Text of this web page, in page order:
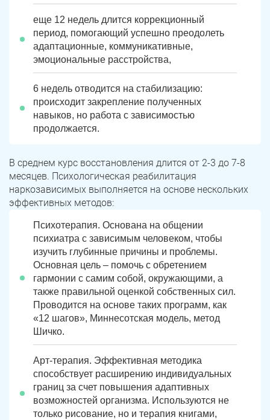
еще 12 недель длится коррекционный
период, помогающий успешно преодолеть
адаптационные, коммуникативные,
эмоциональные расстройства,
6 недель отводится на стабилизацию:
происходит закрепление полученных
навыков, но работа с зависимостью
продолжается.
В среднем курс восстановления длится от 2-3 до 7-8
месяцев. Психологическая реабилитация
наркозависимых выполняется на основе нескольких
эффективных методов:
Психотерапия. Основана на общении
психиатра с зависимым человеком, чтобы
изучить глубинные причины и проблемы.
Основная цель – помочь с обретением
гармонии с самим собой, окружающими, а
также правильной оценкой собственных сил.
Проводится на основе таких программ, как
«12 шагов», Миннесотская модель, метод
Шичко.
Арт-терапия. Эффективная методика
способствует расширению индивидуальных
границ за счет повышения адаптивных
возможностей организма. Используются не
только рисование, но и терапия книгами,